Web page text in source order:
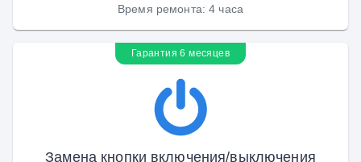
Время ремонта:4 часа
Гарантия 6 месяцев
Замена кнопки включения/выключения